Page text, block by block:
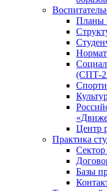
Планы
(СПТ-
Центр
Практика
Сектор
Базы